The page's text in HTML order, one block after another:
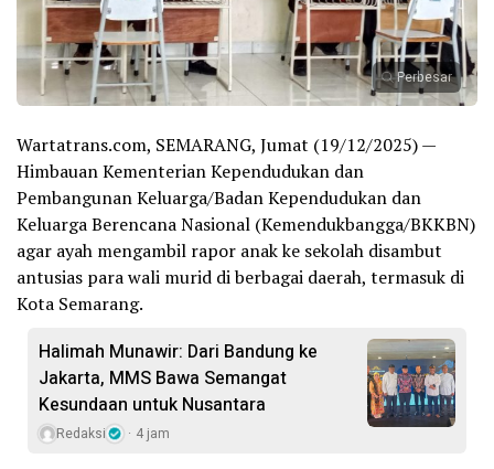
Perbesar
Wartatrans.com, SEMARANG, Jumat (19/12/2025) —
Himbauan Kementerian Kependudukan dan
Pembangunan Keluarga/Badan Kependudukan dan
Keluarga Berencana Nasional (Kemendukbangga/BKKBN)
agar ayah mengambil rapor anak ke sekolah disambut
antusias para wali murid di berbagai daerah, termasuk di
Kota Semarang.
Halimah Munawir: Dari Bandung ke
Jakarta, MMS Bawa Semangat
Kesundaan untuk Nusantara
Redaksi 4 jam